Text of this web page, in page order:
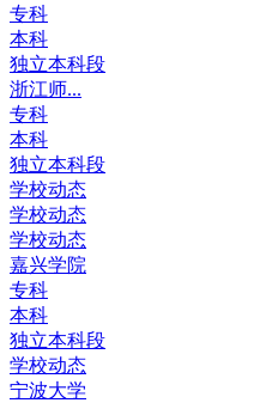
专科
本科
独立本科段
浙江师...
专科
本科
独立本科段
学校动态
学校动态
学校动态
嘉兴学院
专科
本科
独立本科段
学校动态
宁波大学